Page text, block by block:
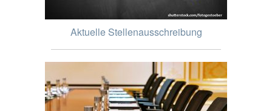
Aktuelle Stellenausschreibung